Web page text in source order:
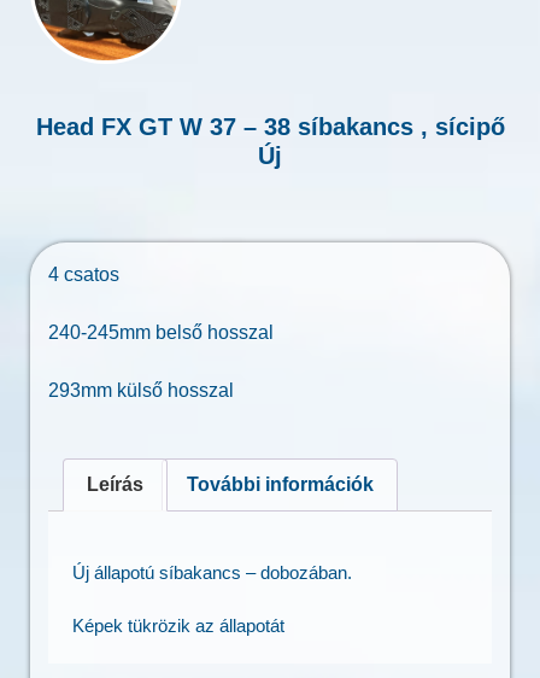
Head FX GT W 37 – 38 síbakancs , sícipő
Új
4 csatos
240-245mm belső hosszal
293mm külső hosszal
Leírás További információk
Új állapotú síbakancs – dobozában.
Képek tükrözik az állapotát